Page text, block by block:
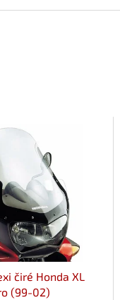
čiré Honda XL
(99-02)